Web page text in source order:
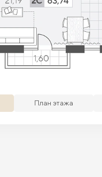
План этажа